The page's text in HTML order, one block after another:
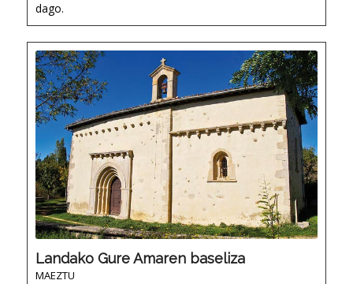
dago.
Landako Gure Amaren baseliza
MAEZTU